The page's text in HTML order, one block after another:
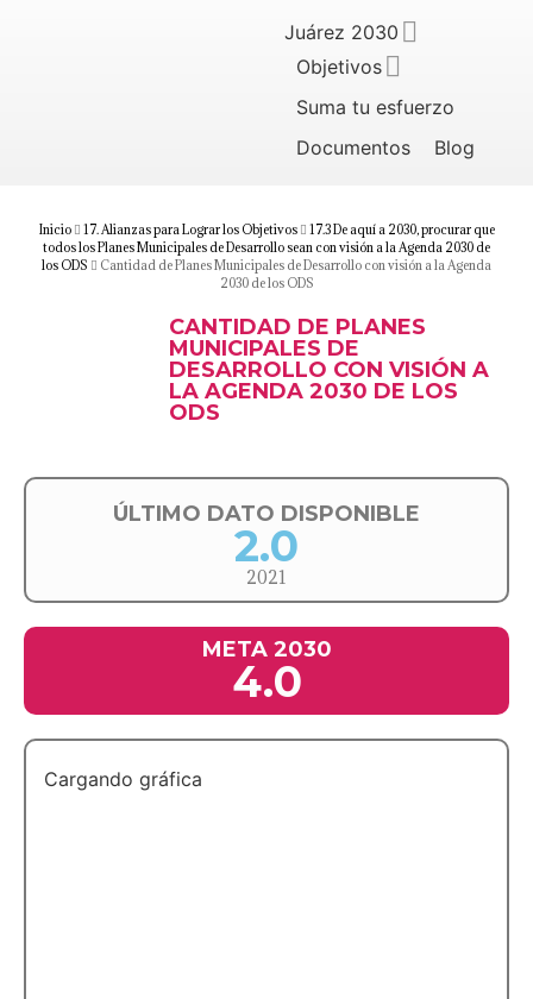
Juárez 2030
Objetivos
Suma tu esfuerzo
Documentos
Blog
Inicio 17. Alianzas para Lograr los Objetivos
17.3 De aquí a 2030, procurar que
todos los Planes Municipales de Desarrollo sean con visión a la Agenda 2030 de
los ODS
Cantidad de Planes Municipales de Desarrollo con visión a la Agenda
2030 de los ODS
CANTIDAD DE PLANES
MUNICIPALES DE
DESARROLLO CON VISIÓN A
LA AGENDA 2030 DE LOS
ODS
ÚLTIMO DATO DISPONIBLE
2.0
2021
META 2030
4.0
Cargando gráfica